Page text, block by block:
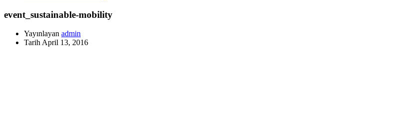
event_sustainable-mobility
Yayınlayan admin
Tarih April 13, 2016